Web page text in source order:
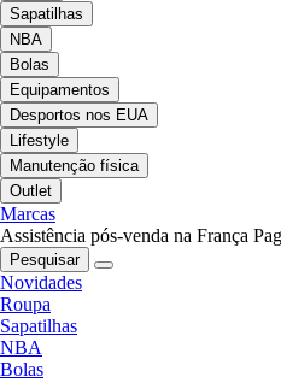
Sapatilhas
NBA
Bolas
Equipamentos
Desportos nos EUA
Lifestyle
Manutenção física
Outlet
Marcas
Assistência pós-venda na França
Pesquisar
Novidades
Roupa
Sapatilhas
NBA
Bolas